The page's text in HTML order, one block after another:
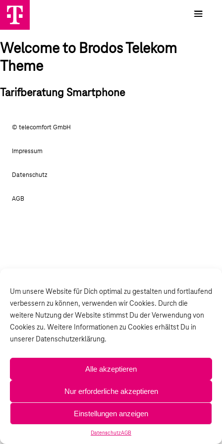
Um unsere Website für Dich optimal zu gestalten und fortlaufend
verbessern zu können, verwenden wir Cookies. Durch die
weitere Nutzung der Website stimmst Du der Verwendung von
Cookies zu. Weitere Informationen zu Cookies erhältst Du in
unserer Datenschutzerklärung.
Alle akzeptieren
Nur erforderliche akzeptieren
Einstellungen anzeigen
DatenschutzAGB
Welcome to Brodos Telekom
Theme
Tarifberatung Smartphone
© telecomfort GmbH
Impressum
Datenschutz
AGB